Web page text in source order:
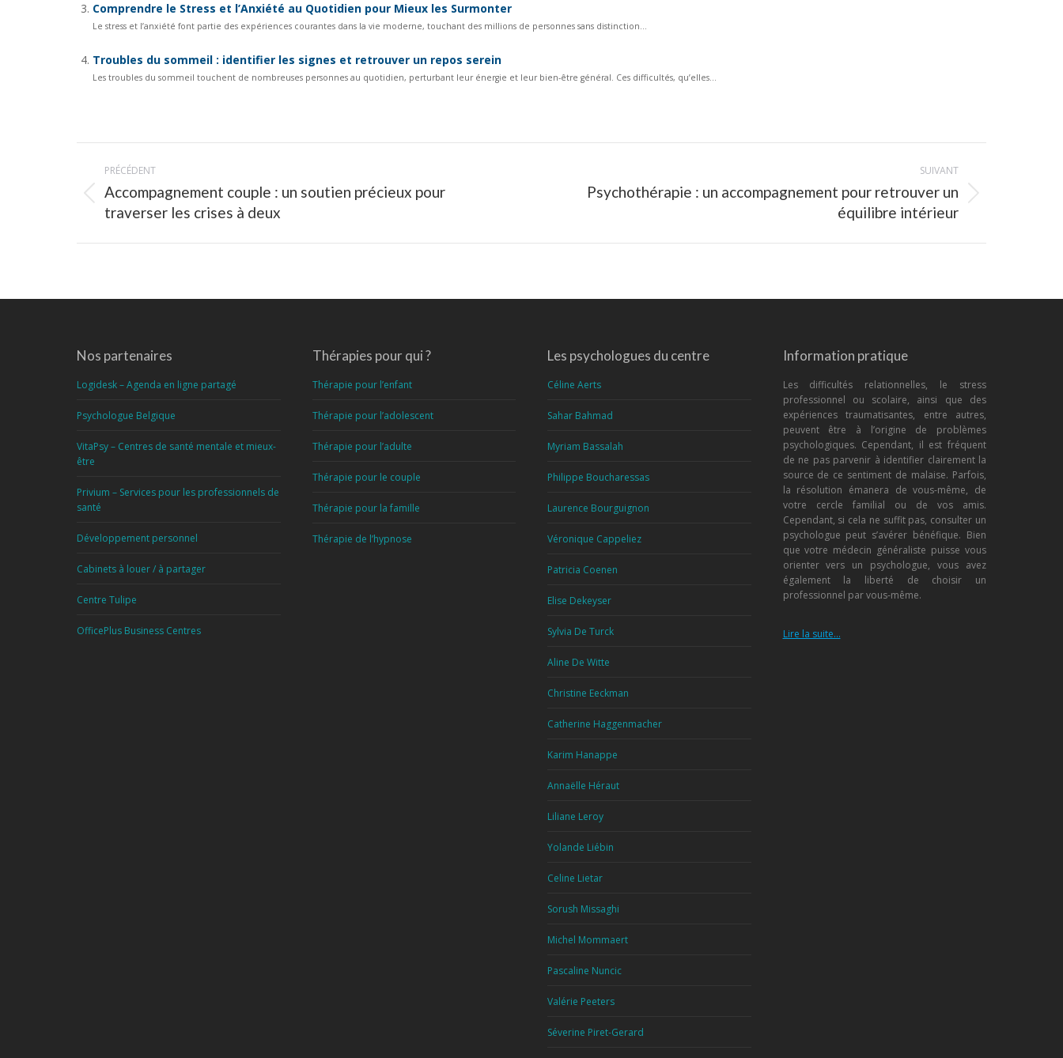
Comprendre le Stress et l’Anxiété au Quotidien pour Mieux les Surmonter
Le stress et l’anxiété font partie des expériences courantes dans la vie moderne, touchant des millions de personnes sans distinction...
Troubles du sommeil : identifier les signes et retrouver un repos serein
Les troubles du sommeil touchent de nombreuses personnes au quotidien, perturbant leur énergie et leur bien-être général. Ces difficultés, qu’elles...
articlePRÉCÉDENT
Article
précédent
Accompagnement couple : un soutien précieux pour
traverser les crises à deux
SUIVANT
Psychothérapie : un accompagnement pour retrouver un
équilibre intérieur
Nos partenaires
Logidesk – Agenda en ligne partagé
Psychologue Belgique
VitaPsy – Centres de santé mentale et mieux-
être
Privium – Services pour les professionnels de
santé
Développement personnel
Cabinets à louer / à partager
Centre Tulipe
OfficePlus Business Centres
Thérapies pour qui ?
Thérapie pour l’enfant
Thérapie pour l’adolescent
Thérapie pour l’adulte
Thérapie pour le couple
Thérapie pour la famille
Thérapie de l’hypnose
Les psychologues du centre
Céline Aerts
Sahar Bahmad
Myriam Bassalah
Philippe Boucharessas
Laurence Bourguignon
Véronique Cappeliez
Patricia Coenen
Elise Dekeyser
Sylvia De Turck
Aline De Witte
Christine Eeckman
Catherine Haggenmacher
Karim Hanappe
Annaëlle Héraut
Liliane Leroy
Yolande Liébin
Celine Lietar
Sorush Missaghi
Michel Mommaert
Pascaline Nuncic
Valérie Peeters
Séverine Piret-Gerard
Information pratique
Les difficultés relationnelles, le stress
professionnel ou scolaire, ainsi que des
expériences traumatisantes, entre autres,
peuvent être à l’origine de problèmes
psychologiques. Cependant, il est fréquent
de ne pas parvenir à identifier clairement la
source de ce sentiment de malaise. Parfois,
la résolution émanera de vous-même, de
votre cercle familial ou de vos amis.
Cependant, si cela ne suffit pas, consulter un
psychologue peut s’avérer bénéfique. Bien
que votre médecin généraliste puisse vous
orienter vers un psychologue, vous avez
également la liberté de choisir un
professionnel par vous-même.
Lire la suite…